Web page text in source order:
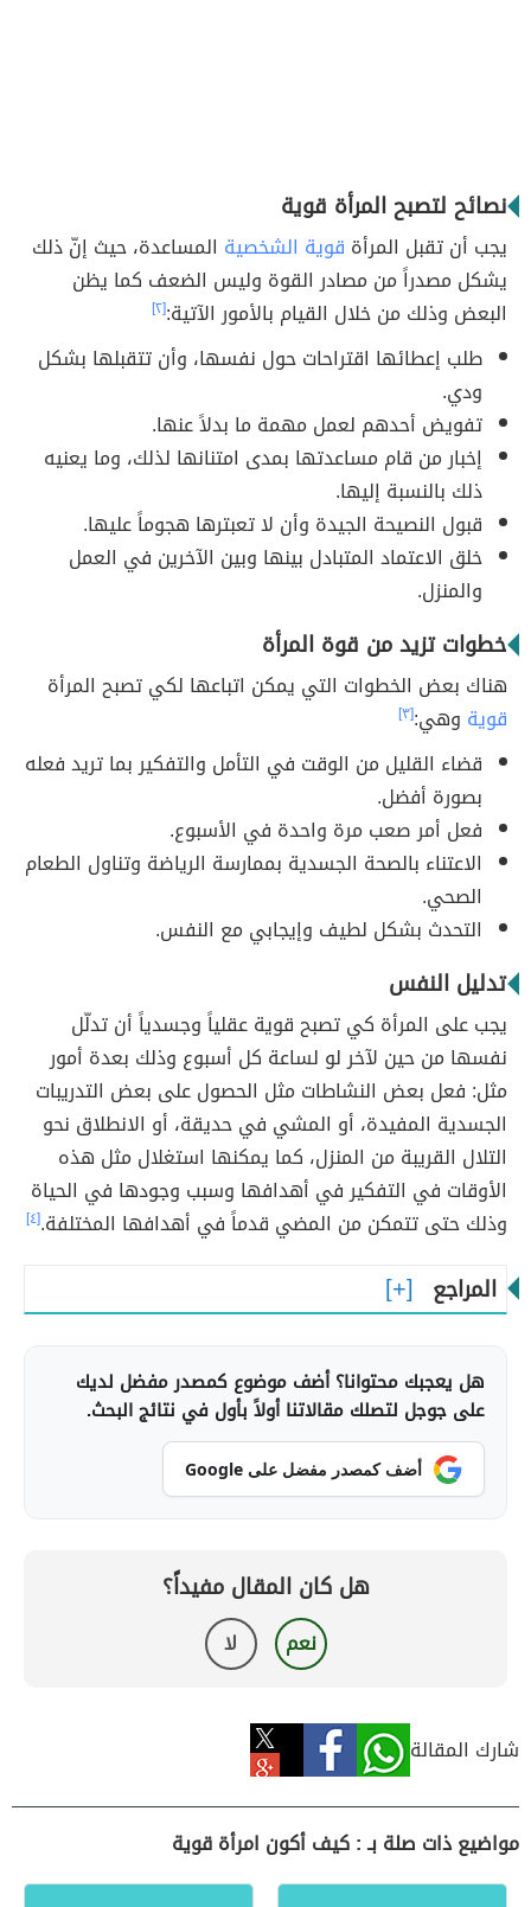
نصائح لتصبح المرأة قوية
يجب أن تقبل المرأة قوية الشخصية المساعدة، حيث إنّ ذلك
يشكل مصدراً من مصادر القوة وليس الضعف كما يظن
البعض وذلك من خلال القيام بالأمور الآتية:[٢]
طلب إعطائها اقتراحات حول نفسها، وأن تتقبلها بشكل
ودي.
تفويض أحدهم لعمل مهمة ما بدلاً عنها.
إخبار من قام مساعدتها بمدى امتنانها لذلك، وما يعنيه
ذلك بالنسبة إليها.
قبول النصيحة الجيدة وأن لا تعبترها هجوماً عليها.
خلق الاعتماد المتبادل بينها وبين الآخرين في العمل
والمنزل.
خطوات تزيد من قوة المرأة
هناك بعض الخطوات التي يمكن اتباعها لكي تصبح المرأة
قوية وهي:[٣]
قضاء القليل من الوقت في التأمل والتفكير بما تريد فعله
بصورة أفضل.
فعل أمر صعب مرة واحدة في الأسبوع.
الاعتناء بالصحة الجسدية بممارسة الرياضة وتناول الطعام
الصحي.
التحدث بشكل لطيف وإيجابي مع النفس.
تدليل النفس
يجب على المرأة كي تصبح قوية عقلياً وجسدياً أن تدلّل
نفسها من حين لآخر لو لساعة كل أسبوع وذلك بعدة أمور
مثل: فعل بعض النشاطات مثل الحصول على بعض التدريبات
الجسدية المفيدة، أو المشي في حديقة، أو الانطلاق نحو
التلال القريبة من المنزل، كما يمكنها استغلال مثل هذه
الأوقات في التفكير في أهدافها وسبب وجودها في الحياة
وذلك حتى تتمكن من المضي قدماً في أهدافها المختلفة.[٤]
المراجع
هل يعجبك محتوانا؟ أضف موضوع كمصدر مفضل لديك
على جوجل لتصلك مقالاتنا أولاً بأول في نتائج البحث.
أضف كمصدر مفضل على Google
هل كان المقال مفيداً؟
نعم لا
شارك المقالة
مواضيع ذات صلة بـ : كيف أكون امرأة قوية